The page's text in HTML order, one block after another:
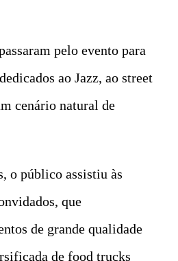
pelo evento para
ao Jazz, ao street
cenário natural de
o público assistiu às
que
de grande qualidade
de food trucks